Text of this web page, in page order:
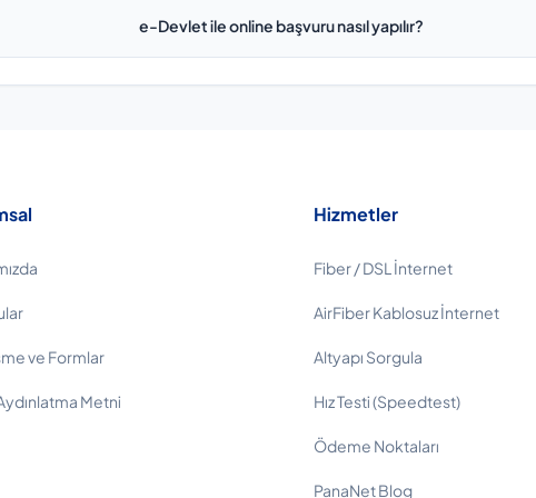
e-Devlet ile online başvuru nasıl yapılır?
ve Formlar
Metni
Hizmetler
Fiber / DSL İnternet
AirFiber Kablosuz İnternet
Altyapı Sorgula
Hız Testi (Speedtest)
Ödeme Noktaları
PanaNet Blog